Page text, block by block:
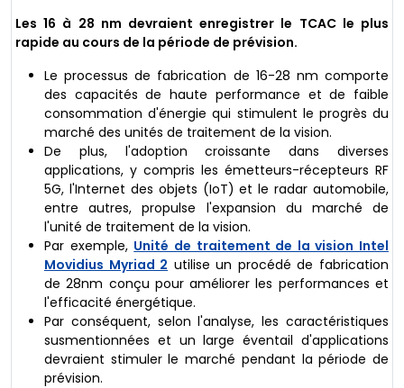
Les 16 à 28 nm devraient enregistrer le TCAC le plus
rapide au cours de la période de prévision.
Le processus de fabrication de 16-28 nm comporte
des capacités de haute performance et de faible
consommation d'énergie qui stimulent le progrès du
marché des unités de traitement de la vision.
De plus, l'adoption croissante dans diverses
applications, y compris les émetteurs-récepteurs RF
5G, l'Internet des objets (IoT) et le radar automobile,
entre autres, propulse l'expansion du marché de
l'unité de traitement de la vision.
Par exemple, Unité de traitement de la vision Intel
Movidius Myriad 2 utilise un procédé de fabrication
de 28nm conçu pour améliorer les performances et
l'efficacité énergétique.
Par conséquent, selon l'analyse, les caractéristiques
susmentionnées et un large éventail d'applications
devraient stimuler le marché pendant la période de
prévision.